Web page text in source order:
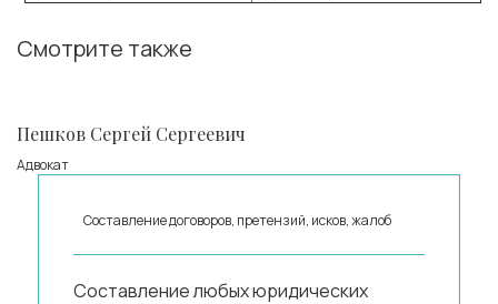
Смотрите также
Пешков Сергей Сергеевич
Адвокат
Составление договоров, претензий, исков, жалоб
Составление любых юридических